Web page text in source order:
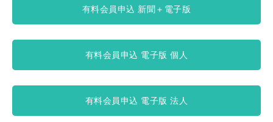
有料会員申込 新聞＋電子版
有料会員申込 電子版 個人
有料会員申込 電子版 法人